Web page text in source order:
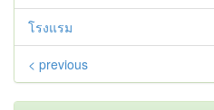
โรงแรม
< previous